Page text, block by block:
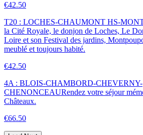
€42.50
T20 : LOCHES-CHAUMONT HS-
la Cité Royale, le donjon de Loches, Le
Loire et son Festival des jardins,
meublé et toujours habité.
€42.50
4A : BLOIS-CHAMBORD-CHEVERNY-
CHENONCEAURendez votre séjour
Châteaux.
€66.50